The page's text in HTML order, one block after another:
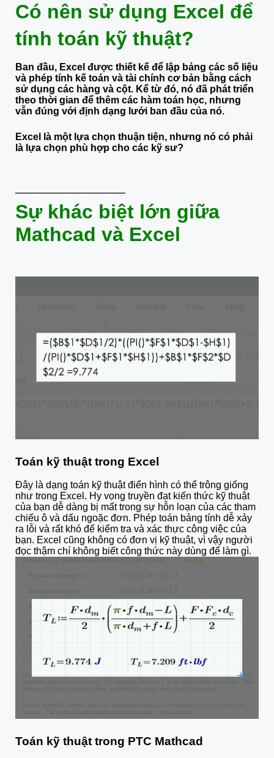
Có nên sử dụng Excel để
tính toán kỹ thuật?
Ban đầu, Excel được thiết kế để lập bảng các số liệu
và phép tính kế toán và tài chính cơ bản bằng cách
sử dụng các hàng và cột. Kể từ đó, nó đã phát triển
theo thời gian để thêm các hàm toán học, nhưng
vẫn đúng với định dạng lưới ban đầu của nó.
Excel là một lựa chọn thuận tiện, nhưng nó có phải
là lựa chọn phù hợp cho các kỹ sư?
———————–
Sự khác biệt lớn giữa
Mathcad và Excel
Toán kỹ thuật trong Excel
Đây là dạng toán kỹ thuật điển hình có thể trông giống
như trong Excel. Hy vọng truyền đạt kiến ​​thức kỹ thuật
của bạn dễ dàng bị mất trong sự hỗn loạn của các tham
chiếu ô và dấu ngoặc đơn. Phép toán bảng tính dễ xảy
ra lỗi và rất khó để kiểm tra và xác thực công việc của
bạn. Excel cũng không có đơn vị kỹ thuật, vì vậy người
đọc thậm chí không biết công thức này dùng để làm gì.
Toán kỹ thuật trong PTC Mathcad